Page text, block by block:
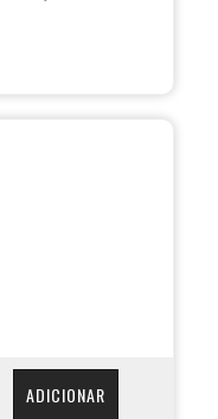
ADICIONAR